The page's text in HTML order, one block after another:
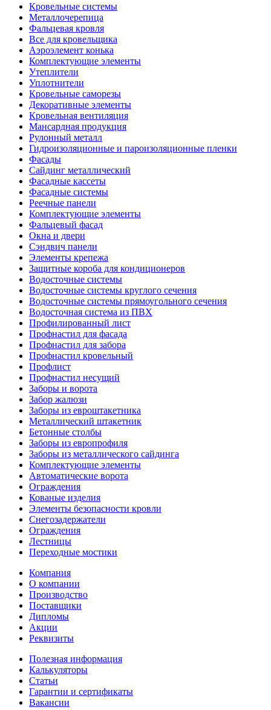
Кровельные системы
Металлочерепица
Фальцевая кровля
Все для кровельщика
Аэроэлемент конька
Комплектующие элементы
Утеплители
Уплотнители
Кровельные саморезы
Декоративные элементы
Кровельная вентиляция
Мансардная продукция
Рулонный металл
Гидроизоляционные и пароизоляционные пленки
Фасады
Сайдинг металлический
Фасадные кассеты
Фасадные системы
Реечные панели
Комплектующие элементы
Фальцевый фасад
Окна и двери
Сэндвич панели
Элементы крепежа
Защитные короба для кондиционеров
Водосточные системы
Водосточные системы круглого сечения
Водосточные системы прямоугольного сечения
Водосточная система из ПВХ
Профилированный лист
Профнастил для фасада
Профнастил для забора
Профнастил кровельный
Профлист
Профнастил несущий
Заборы и ворота
Забор жалюзи
Заборы из евроштакетника
Металлический штакетник
Бетонные столбы
Заборы из европрофиля
Заборы из металлического сайдинга
Комплектующие элементы
Автоматические ворота
Ограждения
Кованые изделия
Элементы безопасности кровли
Снегозадержатели
Ограждения
Лестницы
Переходные мостики
Компания
О компании
Производство
Поставщики
Дипломы
Акции
Реквизиты
Полезная информация
Калькуляторы
Статьи
Гарантии и сертификаты
Вакансии